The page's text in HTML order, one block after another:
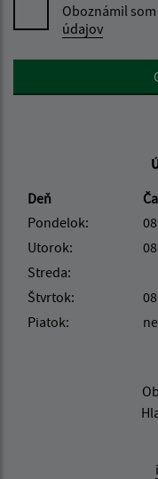
Oboznámil som
údajov
Google reCaptcha
Deň
Pondelok:
Utorok:
Streda:
Štvrtok:
Piatok: